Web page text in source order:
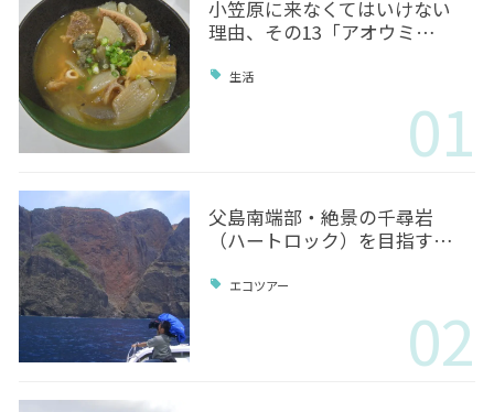
小笠原に来なくてはいけない
理由、その13「アオウミ…
生活
01
父島南端部・絶景の千尋岩
（ハートロック）を目指す…
エコツアー
02